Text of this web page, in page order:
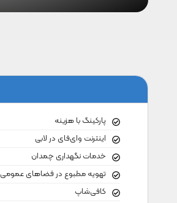
پارکینگ با هزینه
اینترنت وای‌فای در لابی
خدمات نگهداری چمدان
تهویه مطبوع در فضاهای عمومی
کافی‌شاپ